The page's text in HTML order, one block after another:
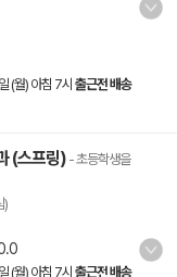
(월) 아침 7시 출근전 배송
(스프링)- 초등학생을
)
(월) 아침 7시 출근전 배송